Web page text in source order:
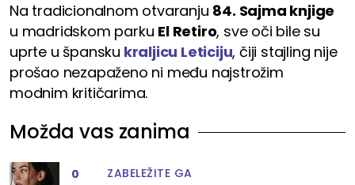
Na tradicionalnom otvaranju 84. Sajma knjige
u madridskom parku El Retiro, sve oči bile su
uprte u špansku kraljicu Leticiju, čiji stajling nije
prošao nezapaženo ni među najstrožim
modnim kritičarima.
Možda vas zanima
0 ZABELEŽITE GA